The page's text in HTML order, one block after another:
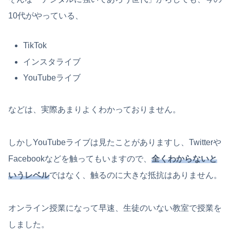
10代がやっている、
TikTok
インスタライブ
YouTubeライブ
などは、実際あまりよくわかっておりません。
しかしYouTubeライブは見たことがありますし、Twitterや
Facebookなどを触ってもいますので、 全くわからないと
いうレベルではなく、触るのに大きな抵抗はありません。
オンライン授業になって早速、生徒のいない教室で授業を
しました。